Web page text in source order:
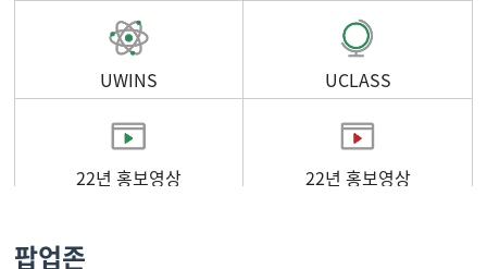
UWINS UCLASS
22년 홍보영상 22년 홍보영상
팝업존